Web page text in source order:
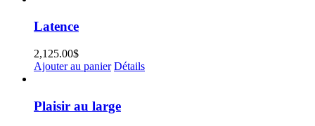
Latence
2,125.00$
Ajouter au panier Détails
Plaisir au large